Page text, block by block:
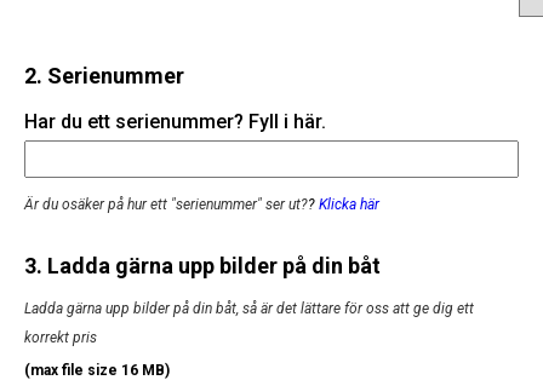
2. Serienummer
Har du ett serienummer? Fyll i här.
Är du osäker på hur ett "serienummer" ser ut?? Klicka här
3. Ladda gärna upp bilder på din båt
Ladda gärna upp bilder på din båt, så är det lättare för oss att ge dig ett
korrekt pris
(max file size 16 MB)